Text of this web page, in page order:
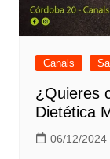
Canals
¿Quieres
Dietética
06/12/2024